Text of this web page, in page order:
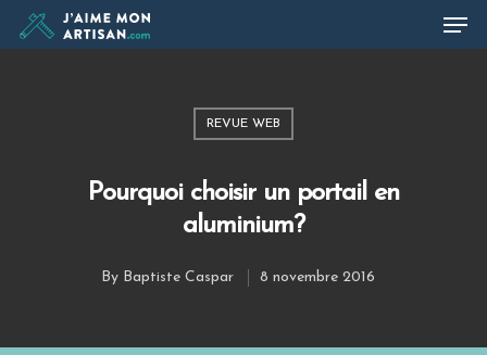
Hit enter to search or ESC to close
REVUE WEB
Pourquoi choisir un portail en
aluminium?
By Baptiste Caspar 8 novembre 2016